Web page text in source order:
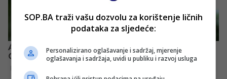
SOP.BA traži vašu dozvolu za korištenje ličnih
podataka za sljedeće:
Personalizirano oglašavanje i sadržaj, mjerenje
oglašavanja i sadržaja, uvidi u publiku i razvoj usluga